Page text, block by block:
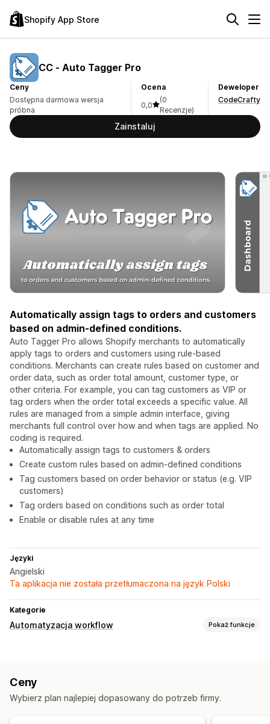
Shopify App Store
CC ‑ Auto Tagger Pro
Ceny
Dostępna darmowa wersja
próbna
Ocena
0,0
(0
Recenzje)
Deweloper
CodeCrafty
Zainstaluj
Automatically assign tags to orders and customers
based on admin-defined conditions.
Auto Tagger Pro allows Shopify merchants to automatically
apply tags to orders and customers using rule-based
conditions. Merchants can create rules based on customer and
order data, such as order total amount, customer type, or
other criteria. For example, you can tag customers as VIP or
tag orders when the order total exceeds a specific value. All
rules are managed from a simple admin interface, giving
merchants full control over how and when tags are applied. No
coding is required.
Automatically assign tags to customers & orders
Create custom rules based on admin-defined conditions
Tag customers based on order behavior or status (e.g. VIP
customers)
Tag orders based on conditions such as order total
Enable or disable rules at any time
Języki
Angielski
Ta aplikacja nie została przetłumaczona na język Polski
Kategorie
Automatyzacja workflow Pokaż funkcje
Oznaczanie zamówień
Przetwarzanie zamówień
Ceny
Wybierz plan najlepiej dopasowany do potrzeb firmy.